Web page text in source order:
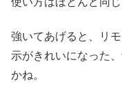
強いてあげると、リ
示がきれいになった
かね。